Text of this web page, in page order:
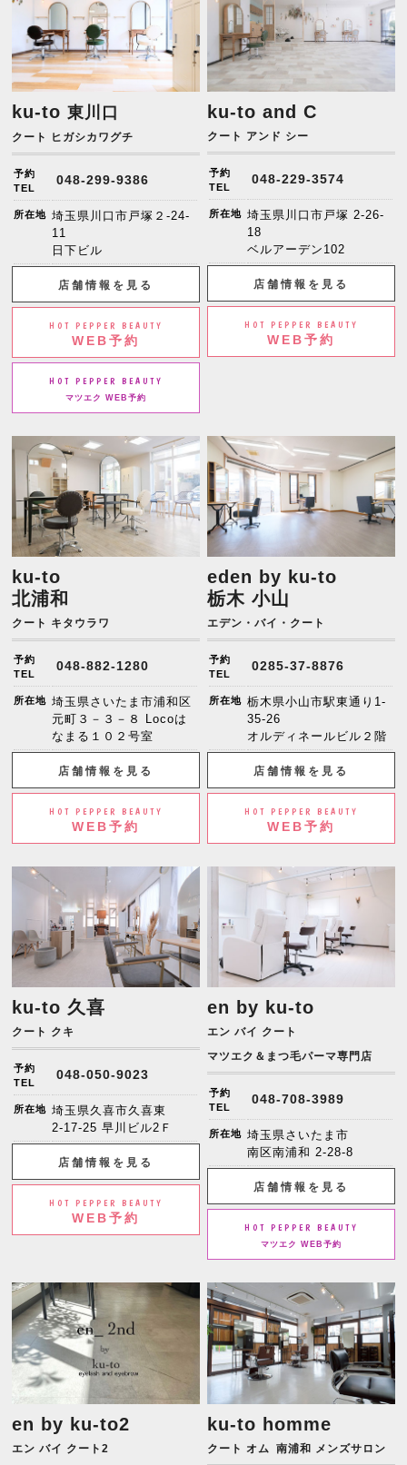
ku-to東川口
クート ヒガシカワグチ
予約
TEL
048-299-9386
所在地 埼玉県川口市戸塚２-24-
11
日下ビル
店舗情報を見る
HOT PEPPER BEAUTY
WEB予約
HOT PEPPER BEAUTY
マツエク WEB予約
ku-to and C
クート アンド シー
予約
TEL
048-229-3574
所在地 埼玉県川口市戸塚 2-26-
18
ベルアーデン102
店舗情報を見る
HOT PEPPER BEAUTY
WEB予約
ku-to
北浦和
クート キタウラワ
予約
TEL
048-882-1280
所在地 埼玉県さいたま市浦和区
元町３－３－８ Locoは
なまる１０２号室
店舗情報を見る
HOT PEPPER BEAUTY
WEB予約
eden by ku-to
栃木 小山
エデン・バイ・クート
予約
TEL
0285-37-8876
所在地 栃木県小山市駅東通り1-
35-26
オルディネールビル２階
店舗情報を見る
HOT PEPPER BEAUTY
WEB予約
ku-to 久喜
クート クキ
予約
TEL
048-050-9023
所在地 埼玉県久喜市久喜東
2-17-25 早川ビル2Ｆ
店舗情報を見る
HOT PEPPER BEAUTY
WEB予約
en by ku-to
エン バイ クート
マツエク＆まつ毛パーマ専門店
予約
TEL
048-708-3989
所在地 埼玉県さいたま市
南区南浦和 2-28-8
店舗情報を見る
HOT PEPPER BEAUTY
マツエク WEB予約
en by ku-to2
エン バイ クート2
ku-to homme
クート オム 南浦和 メンズサロン